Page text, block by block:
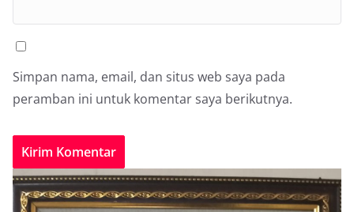
Simpan nama, email, dan situs web saya pada
peramban ini untuk komentar saya berikutnya.